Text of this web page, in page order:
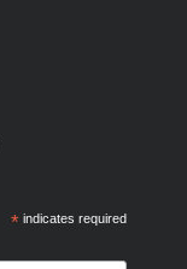
*indicates required